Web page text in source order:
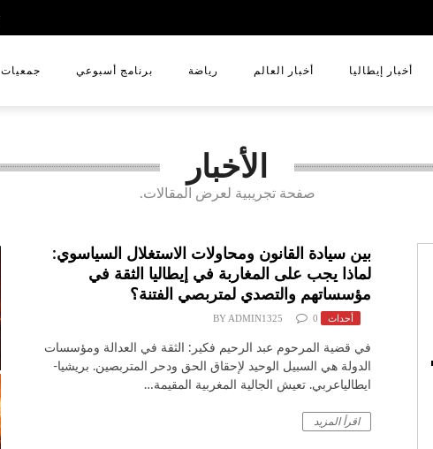
أخبار إيطاليا أخبار العالم رياضة برنامج أسبوعي جمعيات
الأخبار
صفحة تجريبية لعرض المقالات.
بين سيادة القانون ومحاولات الاستغلال السياسوي:
لماذا يجب على المغاربة في إيطاليا الثقة في
مؤسساتهم والتصدي لمتربصي الفتنة؟
أحداث BY ADMIN1325 0
في قضية المرحوم عبد الرحيم فكير: الثقة في العدالة ومؤسسات
الدولة هي السبيل الوحيد لإحقاق الحق ودحر المتربصين. بريشيا-
ايطالياعربي. تعيش الجالية المغربية المقيمة…
اقرأ المزيد